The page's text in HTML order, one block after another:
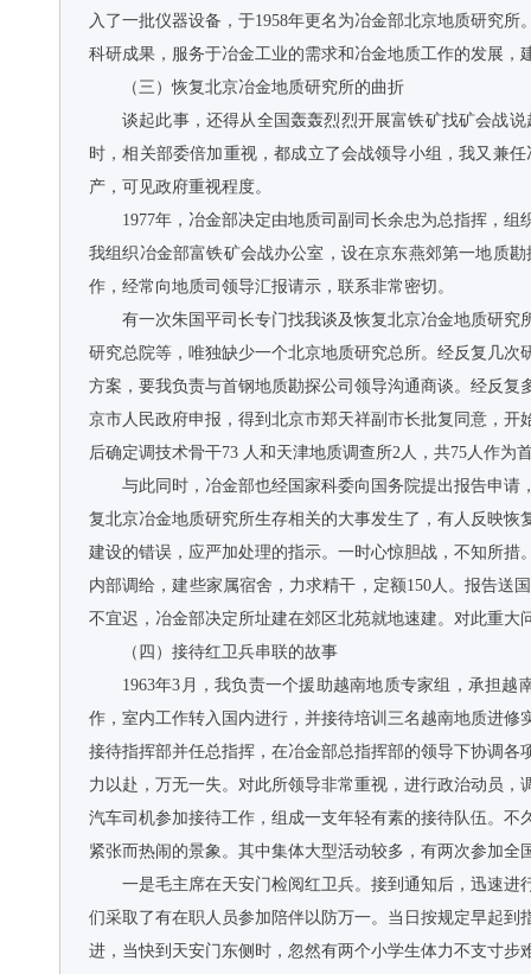
入了一批仪器设备，于1958年更名为冶金部北京地质研究
科研成果，服务于冶金工业的需求和冶金地质工作的发展，
（三）恢复北京冶金地质研究所的曲折
谈起此事，还得从全国轰轰烈烈开展富铁矿找矿会战
时，相关部委倍加重视，都成立了会战领导小组，我又兼
产，可见政府重视程度。
1977年，冶金部决定由地质司副司长余忠为总指挥，
我组织冶金部富铁矿会战办公室，设在京东燕郊第一地质
作，经常向地质司领导汇报请示，联系非常密切。
有一次朱国平司长专门找我谈及恢复北京冶金地质研
研究总院等，唯独缺少一个北京地质研究总所。经反复几
方案，要我负责与首钢地质勘探公司领导沟通商谈。经反
京市人民政府申报，得到北京市郑天祥副市长批复同意，
后确定调技术骨干73 人和天津地质调查所2人，共75人作
与此同时，冶金部也经国家科委向国务院提出报告申
复北京冶金地质研究所生存相关的大事发生了，有人反映
建设的错误，应严加处理的指示。一时心惊胆战，不知所
内部调给，建些家属宿舍，力求精干，定额150人。报告送
不宜迟，冶金部决定所址建在郊区北苑就地速建。对此重
（四）接待红卫兵串联的故事
1963年3月，我负责一个援助越南地质专家组，承担
作，室内工作转入国内进行，并接待培训三名越南地质进
接待指挥部并任总指挥，在冶金部总指挥部的领导下协调
力以赴，万无一失。对此所领导非常重视，进行政治动员
汽车司机参加接待工作，组成一支年轻有素的接待队伍。
紧张而热闹的景象。其中集体大型活动较多，有两次参加
一是毛主席在天安门检阅红卫兵。接到通知后，迅速
们采取了有在职人员参加陪伴以防万一。当日按规定早起
进，当快到天安门东侧时，忽然有两个小学生体力不支寸